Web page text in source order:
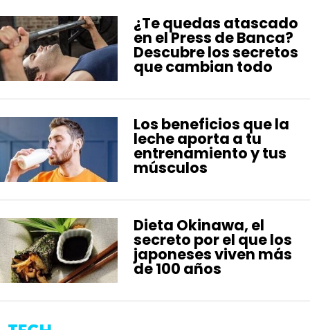
¿Te quedas atascado
en el Press de Banca?
Descubre los secretos
que cambian todo
Los beneficios que la
leche aporta a tu
entrenamiento y tus
músculos
Dieta Okinawa, el
secreto por el que los
japoneses viven más
de 100 años